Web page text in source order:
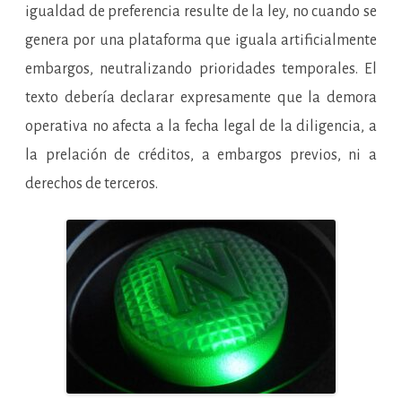
igualdad de preferencia resulte de la ley, no cuando se
genera por una plataforma que iguala artificialmente
embargos, neutralizando prioridades temporales. El
texto debería declarar expresamente que la demora
operativa no afecta a la fecha legal de la diligencia, a
la prelación de créditos, a embargos previos, ni a
derechos de terceros.